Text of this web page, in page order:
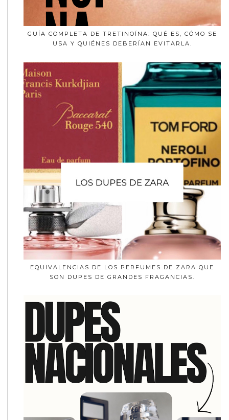
GUÍA COMPLETA DE TRETINOÍNA: QUÉ ES, CÓMO SE
USA Y QUIÉNES DEBERÍAN EVITARLA.
EQUIVALENCIAS DE LOS PERFUMES DE ZARA QUE
SON DUPES DE GRANDES FRAGANCIAS.